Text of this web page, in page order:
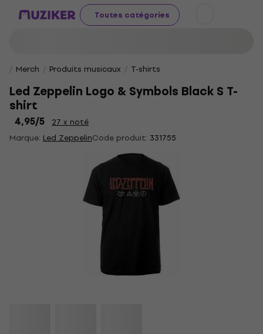
Toutes catégories
Merch Produits musicaux T-shirts
Led Zeppelin Logo & Symbols Black S T-
shirt
4,95/5
27 x noté
Marque: Led ZeppelinCode produit: 331755